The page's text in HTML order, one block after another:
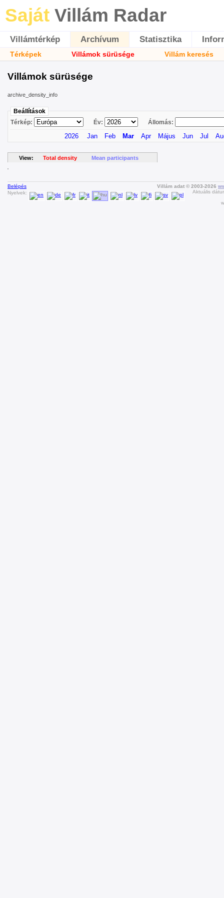
Saját Villám Radar
Villámtérkép Archívum Statisztika
Térképek Villámok sürüsége Villám keresés
Villámok sürüsége
archive_density_info
Beállítások
Térkép:
Év: Állomás:
2026 Jan Feb Mar Apr Május Jun Jul
View: Total density Mean participants
Belépés
Nyelvek:
Villám adat © 2003-2026
Aktuális